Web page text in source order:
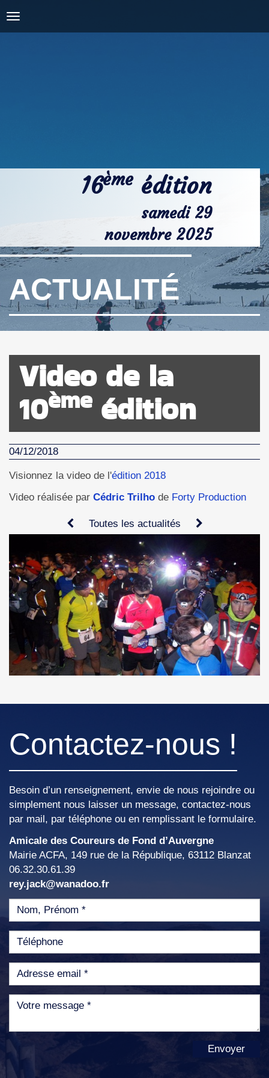
VIDÉOS
16èmeédition
samedi 29
novembre 2025
ACTUALITÉ
Video de la
10èmeédition
04/12/2018
Visionnez la video de l'édition 2018
Video réalisée par Cédric Trilho de Forty Production
Toutes les actualités
Contactez-nous !
Besoin d’un renseignement, envie de nous rejoindre ou
simplement nous laisser un message, contactez-nous
par mail, par téléphone ou en remplissant le formulaire.
Amicale des Coureurs de Fond d’Auvergne
Mairie ACFA, 149 rue de la République, 63112 Blanzat
06.32.30.61.39
rey.jack@wanadoo.fr
Envoyer